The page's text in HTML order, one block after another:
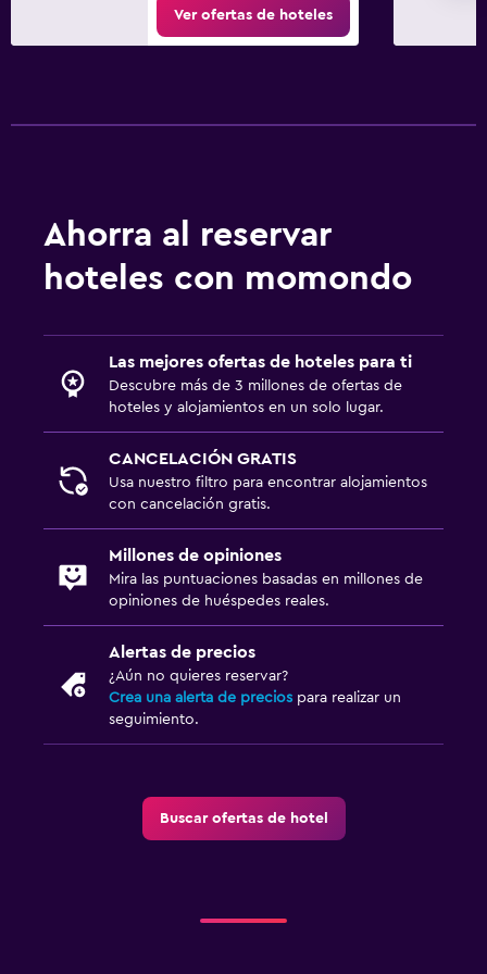
Ver ofertas de hoteles
Ahorra al reservar
hoteles con momondo
Las mejores ofertas de hoteles para ti
Descubre más de 3 millones de ofertas de
hoteles y alojamientos en un solo lugar.
CANCELACIÓN GRATIS
Usa nuestro filtro para encontrar alojamientos
con cancelación gratis.
Millones de opiniones
Mira las puntuaciones basadas en millones de
opiniones de huéspedes reales.
Alertas de precios
¿Aún no quieres reservar?
Crea una alerta de precios para realizar un
seguimiento.
Buscar ofertas de hotel